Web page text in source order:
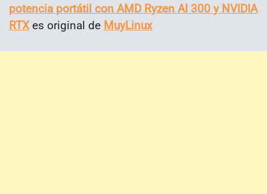
potencia portátil con AMD Ryzen AI 300 y NVIDIA
RTXes original de MuyLinux